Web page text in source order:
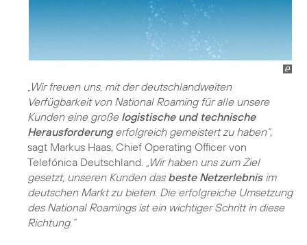
„Wir freuen uns, mit der deutschlandweiten
Verfügbarkeit von National Roaming für alle unsere
Kunden eine große logistische und technische
Herausforderungerfolgreich gemeistert zu haben“,
sagt Markus Haas, Chief Operating Officer von
Telefónica Deutschland. „Wir haben uns zum Ziel
gesetzt, unseren Kunden das beste Netzerlebnisim
deutschen Markt zu bieten. Die erfolgreiche Umsetzung
des National Roamings ist ein wichtiger Schritt in diese
Richtung.“